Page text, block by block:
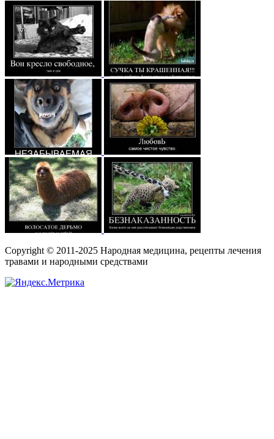
Copyright © 2011-2025 Народная медицина, рецепты лечения
травами и народными средствами